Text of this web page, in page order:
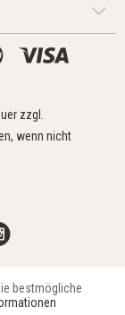
zzgl.
wenn nicht
Datenschutz
Aktiv
bestmögliche